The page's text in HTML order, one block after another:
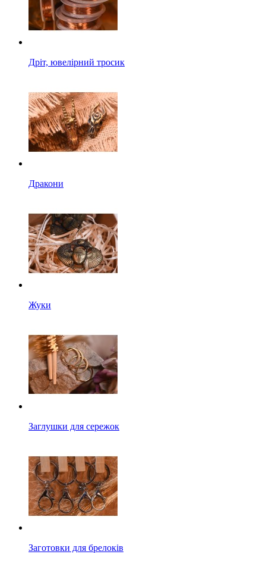
Дріт, ювелірний тросик
Дракони
Жуки
Заглушки для сережок
Заготовки для брелоків